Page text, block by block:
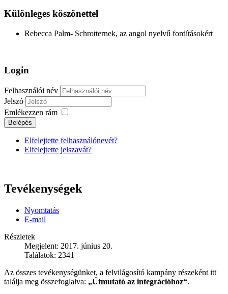
Különleges köszönettel
Rebecca Palm- Schrotternek, az angol nyelvű fordításokért
Login
Felhasználói név
Jelszó
Emlékezzen rám
Belépés
Elfelejtette felhasználónevét?
Elfelejtette jelszavát?
Tevékenységek
Nyomtatás
E-mail
Részletek
Megjelent: 2017. június 20.
Találatok: 2341
Az összes tevékenységünket, a felvilágosító kampány részeként itt
találja meg összefoglalva: „Útmutató az integrációhoz“.